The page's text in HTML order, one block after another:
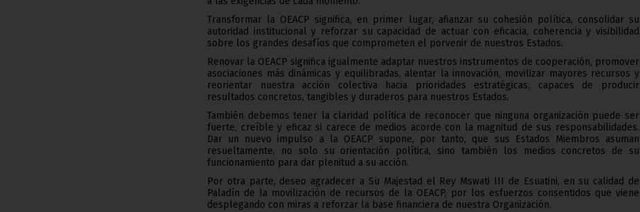
Transformar la OEACP significa, en primer lugar, afianzar su cohesión política, consolidar su
autoridad institucional y reforzar su capacidad de actuar con eficacia, coherencia y visibilidad
sobre los grandes desafíos que comprometen el porvenir de nuestros Estados.
Renovar la OEACP significa igualmente adaptar nuestros instrumentos de cooperación, promover
asociaciones más dinámicas y equilibradas, alentar la innovación, movilizar mayores recursos y
reorientar nuestra acción colectiva hacia prioridades estratégicas, capaces de producir
resultados concretos, tangibles y duraderos para nuestros Estados.
También debemos tener la claridad política de reconocer que ninguna organización puede ser
fuerte, creíble y eficaz si carece de medios acorde con la magnitud de sus responsabilidades.
Dar un nuevo impulso a la OEACP supone, por tanto, que sus Estados Miembros asuman
resueltamente, no solo su orientación política, sino también los medios concretos de su
funcionamiento para dar plenitud a su acción.
Por otra parte, deseo agradecer a Su Majestad el Rey Mswati III de Esuatini, en su calidad de
Paladín de la movilización de recursos de la OEACP, por los esfuerzos consentidos que viene
desplegando con miras a reforzar la base financiera de nuestra Organización.